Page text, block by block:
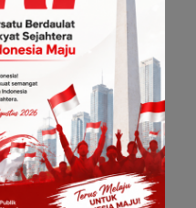
2026 13:49
Spazio Surabaya
Hotpot Feast untuk
Kebersamaan
2026 13:47
Perakitan Lokal
di Indonesia, B10 dan
Perdana